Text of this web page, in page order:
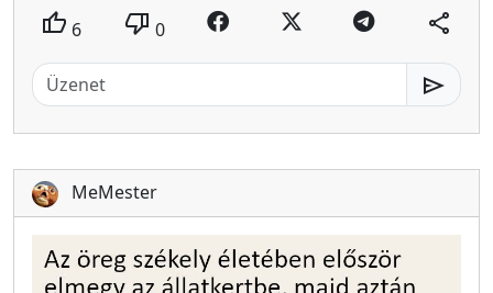
thumb_up 6 thumb_down 0 share
send
MeMester